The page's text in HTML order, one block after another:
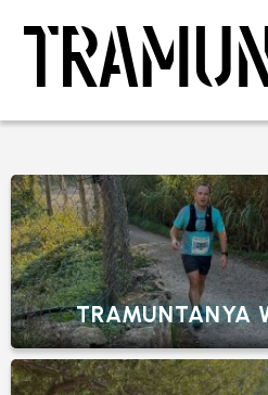
TRAMUNTANYA